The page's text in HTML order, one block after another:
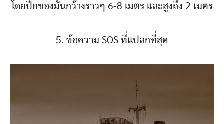
โดยปีกของมันกว้างราวๆ 6-8 เมตร และสูงถึง 2 เมตร
5. ข้อความ SOS ที่แปลกที่สุด